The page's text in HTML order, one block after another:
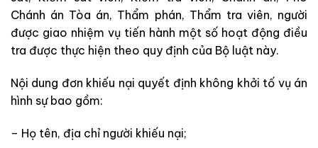
Chánh án Tòa án, Thẩm phán, Thẩm tra viên, người
được giao nhiệm vụ tiến hành một số hoạt động điều
tra được thực hiện theo quy định của Bộ luật này.
Nội dung đơn khiếu nại quyết định không khởi tố vụ án
hình sự bao gồm:
– Họ tên, địa chỉ người khiếu nại;